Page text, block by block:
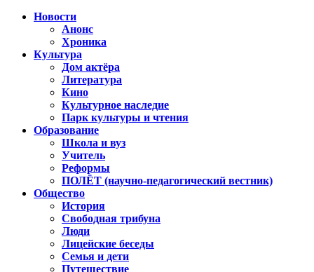
Новости
Анонс
Хроника
Культура
Дом актёра
Литература
Кино
Культурное наследие
Парк культуры и чтения
Образование
Школа и вуз
Учитель
Реформы
ПОЛЁТ (научно-педагогический вестник)
Общество
История
Свободная трибуна
Люди
Лицейские беседы
Семья и дети
Путешествие